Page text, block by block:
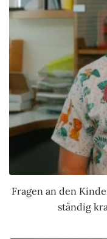
Fragen an den
ständig